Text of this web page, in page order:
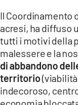
ILVIBONESE.IT
App
ANDROID
Il Coordinamento
acresi, ha diffuso
tutti i motivi della
malessere e la
di abbandono
territorio
indecoroso,